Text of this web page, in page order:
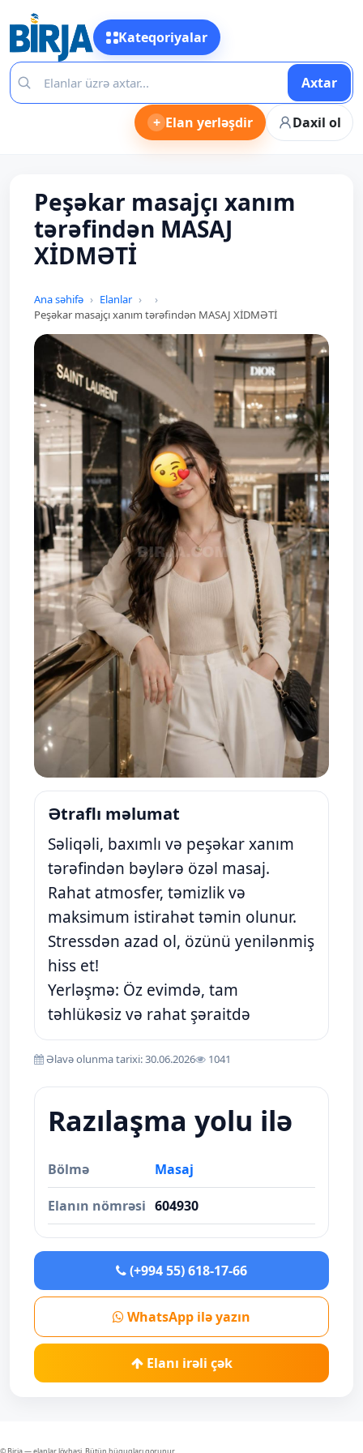
Kateqoriyalar
Axtar
+ Elan yerləşdir Daxil ol
Peşəkar masajçı xanım
tərəfindən MASAJ
XİDMƏTİ
Ana səhifə
Elanlar
Peşəkar masajçı xanım tərəfindən MASAJ XİDMƏTİ
Ətraflı məlumat
Səliqəli, baxımlı və peşəkar xanım
tərəfindən bəylərə özəl masaj.
Rahat atmosfer, təmizlik və
maksimum istirahət təmin olunur.
Stressdən azad ol, özünü yenilənmiş
hiss et!
Yerləşmə: Öz evimdə, tam
təhlükəsiz və rahat şəraitdə
Əlavə olunma tarixi: 30.06.2026 1041
Razılaşma yolu ilə
Bölmə Masaj
Elanın nömrəsi 604930
(+994 55) 618-17-66
WhatsApp ilə yazın
Elanı irəli çək